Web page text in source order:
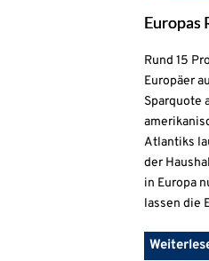
Europas
Rund 15
Europäer
Sparquote
Atlantiks
der
in Europa
lassen die